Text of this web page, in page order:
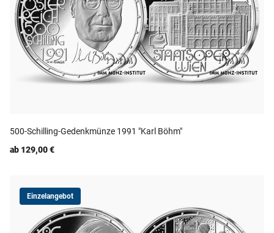
500-Schilling-Gedenkmünze 1991 "Karl Böhm"
ab 129,00 €
Einzelangebot